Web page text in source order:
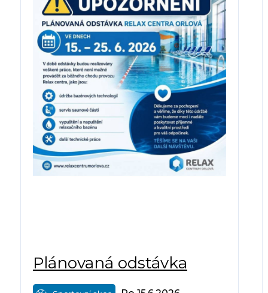
Plánovaná odstávka